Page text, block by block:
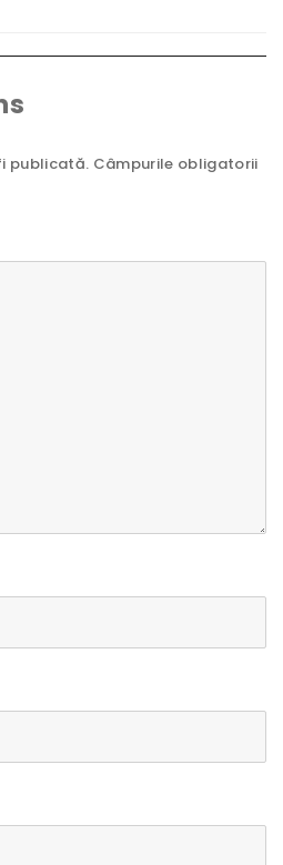
publicată. Câmpurile obligatorii